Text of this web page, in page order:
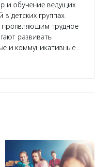
и обучение ведущих
в детских группах.
проявляющим трудное
развивать
и коммуникативные…